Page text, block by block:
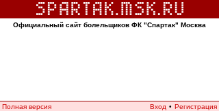
Официальный сайт болельщиков ФК "Спартак" Москва
Полная версия Вход • Регистрация